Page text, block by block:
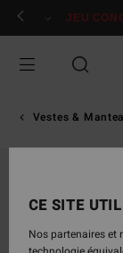
Passer
Se JEU
Vestes &
CE SITE
Nos partenaires et